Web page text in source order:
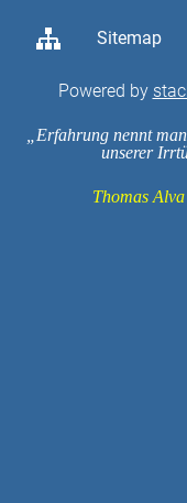
Sitemap
Powered by
Erfahrung nennt
unserer
Thomas